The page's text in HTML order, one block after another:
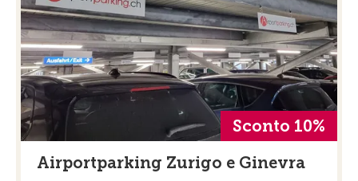
Sconto 10%
Airportparking Zurigo e Ginevra